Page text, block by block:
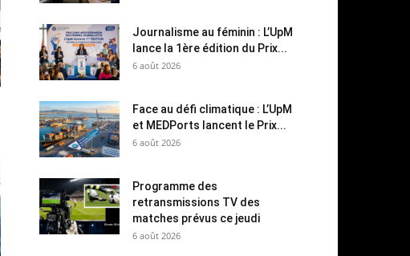
Journalisme au féminin : L’UpM
lance la 1ère édition du Prix...
6 août 2026
Face au défi climatique : L’UpM
et MEDPorts lancent le Prix...
6 août 2026
Programme des
retransmissions TV des
matches prévus ce jeudi
6 août 2026